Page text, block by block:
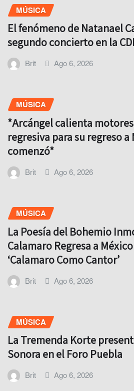
MÚSICA
El fenómeno de Natanael
segundo concierto en la
Brit Ago 6, 2026
MÚSICA
*Arcángel calienta
regresiva para su regreso a
comenzó*
Brit Ago 6, 2026
MÚSICA
La Poesía del Bohemio
Calamaro Regresa a
‘Calamaro Como Cantor’
Brit Ago 6, 2026
MÚSICA
La Tremenda Korte
Sonora en el Foro Puebla
Brit Ago 6, 2026